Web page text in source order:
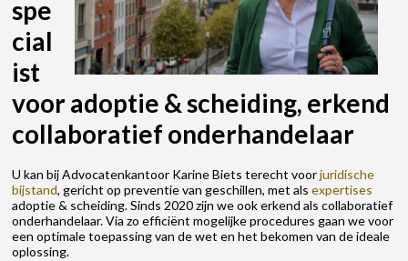
spe
cial
ist
voor adoptie & scheiding, erkend
collaboratief onderhandelaar
U kan bij Advocatenkantoor Karine Biets terecht voorjuridische
bijstand, gericht op preventie van geschillen, met alsexpertises
adoptie & scheiding. Sinds 2020 zijn we ook erkend als collaboratief
onderhandelaar. Via zo efficiënt mogelijke procedures gaan we voor
een optimale toepassing van de wet en het bekomen van de ideale
oplossing.